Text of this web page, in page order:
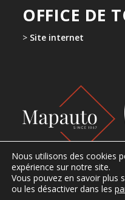
OFFICE DE
> Site internet
Nous utilisons des cookies
expérience sur notre site.
Vous pouvez en savoir plus
ou les désactiver dans les